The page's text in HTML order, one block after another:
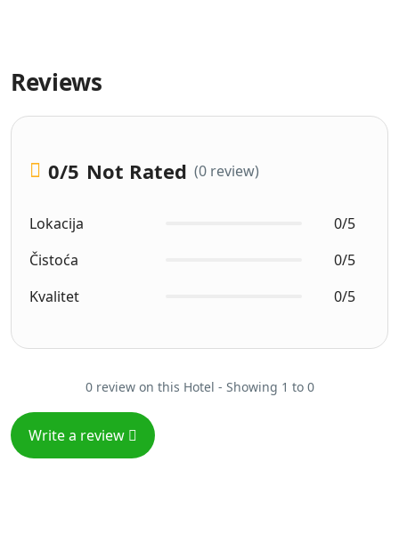
Reviews
0/5 Not Rated (0 review)
Lokacija
0/5
Čistoća
0/5
Kvalitet
0/5
0 review on this Hotel - Showing 1 to 0
Write a review